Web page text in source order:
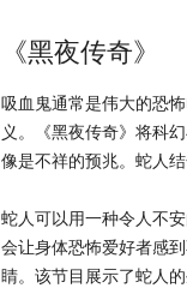
《黑夜传奇》
吸血鬼通常是伟大的恐
义。《黑夜传奇》将科
像是不祥的预兆。蛇人
蛇人可以用一种令人不
会让身体恐怖爱好者感
睛。该节目展示了蛇人